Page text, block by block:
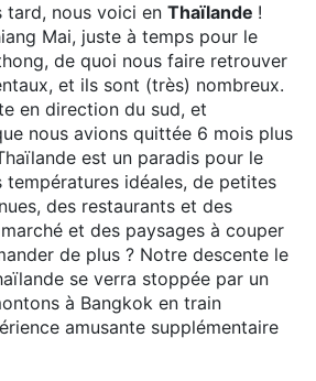
tard, nous voici en Thaïlande !
Mai, juste à temps pour le
de quoi nous faire retrouver
et ils sont (très) nombreux.
en direction du sud, et
nous avions quittée 6 mois plus
est un paradis pour le
idéales, de petites
des restaurants et des
et des paysages à couper
de plus ? Notre descente le
se verra stoppée par un
à Bangkok en train
amusante supplémentaire